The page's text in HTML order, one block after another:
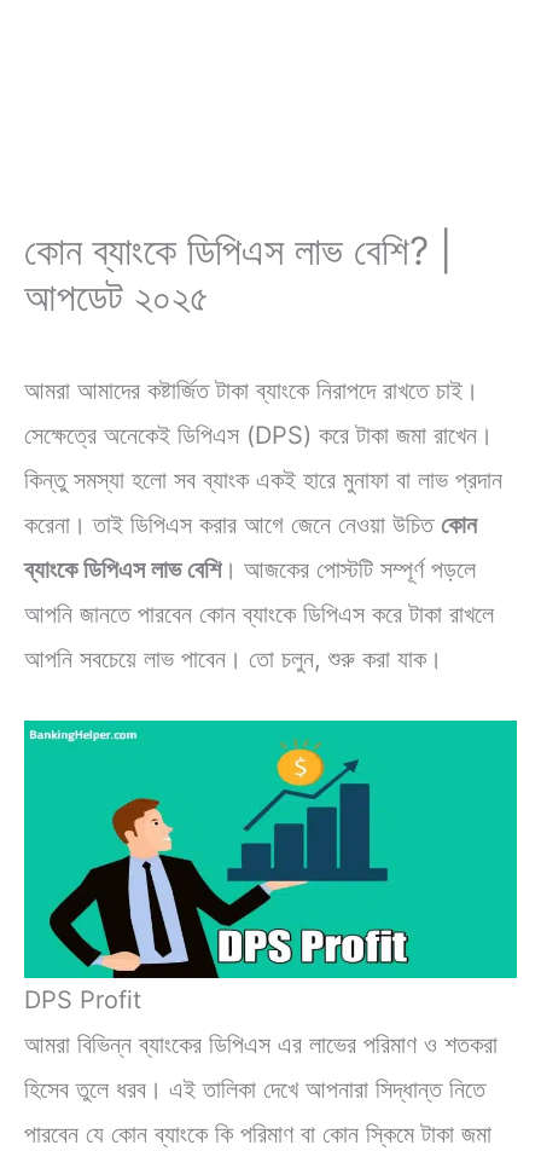
কোন ব্যাংকে ডিপিএস লাভ বেশি? |
আপডেট ২০২৫
আমরা আমাদের কষ্টার্জিত টাকা ব্যাংকে নিরাপদে রাখতে চাই।
সেক্ষেত্রে অনেকেই ডিপিএস (DPS) করে টাকা জমা রাখেন।
কিন্তু সমস্যা হলো সব ব্যাংক একই হারে মুনাফা বা লাভ প্রদান
করেনা। তাই ডিপিএস করার আগে জেনে নেওয়া উচিত কোন
ব্যাংকে ডিপিএস লাভ বেশি। আজকের পোস্টটি সম্পূর্ণ পড়লে
আপনি জানতে পারবেন কোন ব্যাংকে ডিপিএস করে টাকা রাখলে
আপনি সবচেয়ে লাভ পাবেন। তো চলুন, শুরু করা যাক।
DPS Profit
আমরা বিভিন্ন ব্যাংকের ডিপিএস এর লাভের পরিমাণ ও শতকরা
হিসেব তুলে ধরব। এই তালিকা দেখে আপনারা সিদ্ধান্ত নিতে
পারবেন যে কোন ব্যাংকে কি পরিমাণ বা কোন স্কিমে টাকা জমা